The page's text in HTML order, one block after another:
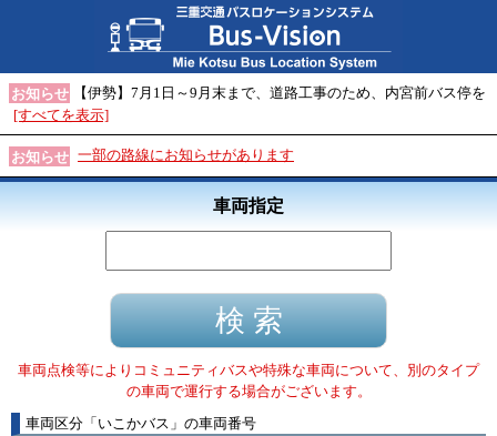
お知らせ
【伊勢】7月1日～9月末まで、道路工事のため、内宮前バス停を
[すべてを表示]
お知らせ 一部の路線にお知らせがあります
車両指定
車両点検等によりコミュニティバスや特殊な車両について、別のタイプ
の車両で運行する場合がございます。
車両区分 「 いこかバス 」 の車両番号